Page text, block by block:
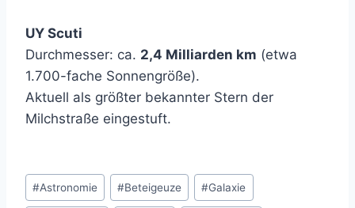
UY Scuti
Durchmesser: ca. 2,4 Milliarden km (etwa
1.700-fache Sonnengröße).
Aktuell als größter bekannter Stern der
Milchstraße eingestuft.
Schlagworte:
#Astronomie #Beteigeuze #Galaxie